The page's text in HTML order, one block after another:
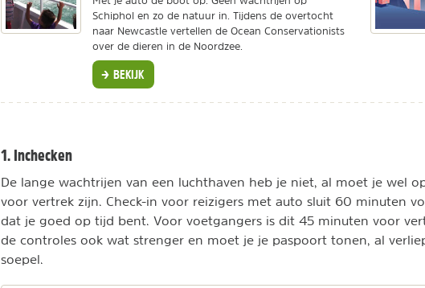
Schiphol en zo de natuur in. Tijdens de overtocht
naar Newcastle vertellen de Ocean Conservationists
over de dieren in de Noordzee.
BEKIJK
1. Inchecken
De lange wachtrijen van een luchthaven heb je niet, al moet je wel
voor vertrek zijn. Check-in voor reizigers met auto sluit 60 minuten
dat je goed op tijd bent. Voor voetgangers is dit 45 minuten voor
de controles ook wat strenger en moet je je paspoort tonen, al
soepel.